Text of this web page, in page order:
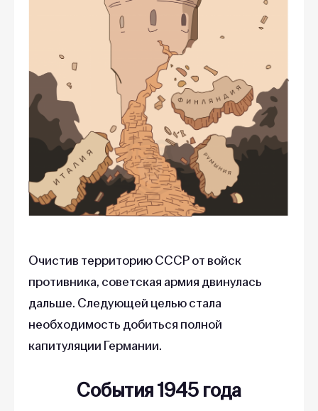
Очистив территорию СССР от войск
противника, советская армия двинулась
дальше. Следующей целью стала
необходимость добиться полной
капитуляции Германии.
События 1945 года